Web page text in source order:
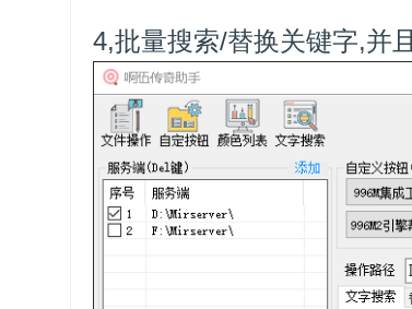
4,批量搜索/替换关键字,并且